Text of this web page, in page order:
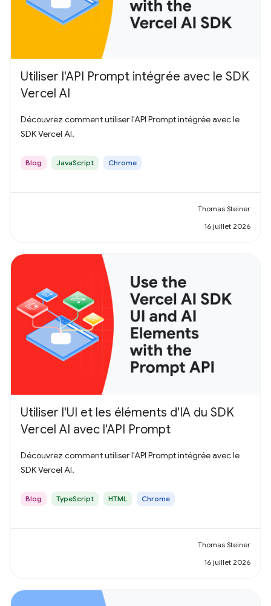
Utiliser l'API Prompt intégrée avec le SDK
Vercel AI
Découvrez comment utiliser l'API Prompt intégrée avec le
SDK Vercel AI.
Blog JavaScript Chrome
Thomas Steiner
16 juillet 2026
Utiliser l'UI et les éléments d'IA du SDK
Vercel AI avec l'API Prompt
Découvrez comment utiliser l'API Prompt intégrée avec le
SDK Vercel AI.
Blog TypeScript HTML Chrome
Thomas Steiner
16 juillet 2026